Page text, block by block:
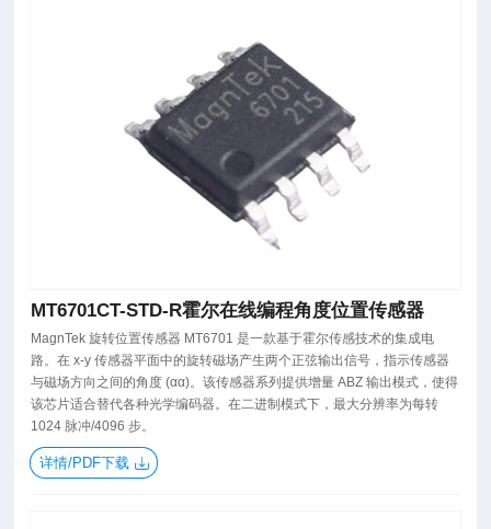
MT6701CT-STD-R霍尔在线编程角度位置传感器
MagnTek 旋转位置传感器 MT6701 是一款基于霍尔传感技术的集成电
路。在 x-y 传感器平面中的旋转磁场产生两个正弦输出信号，指示传感器
与磁场方向之间的角度 (αα)。该传感器系列提供增量 ABZ 输出模式，使得
该芯片适合替代各种光学编码器。在二进制模式下，最大分辨率为每转
1024 脉冲/4096 步。
详情/PDF下载